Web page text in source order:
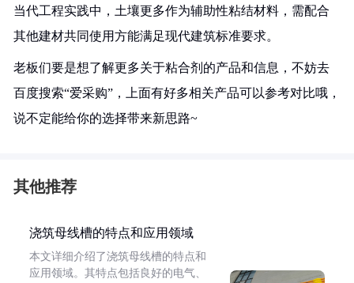
当代工程实践中，土壤更多作为辅助性粘结材料，需配合
其他建材共同使用方能满足现代建筑标准要求。
老板们要是想了解更多关于粘合剂的产品和信息，不妨去
百度搜索“爱采购”，上面有好多相关产品可以参考对比哦，
说不定能给你的选择带来新思路~
其他推荐
浇筑母线槽的特点和应用领域
本文详细介绍了浇筑母线槽的特点和
应用领域。其特点包括良好的电气、